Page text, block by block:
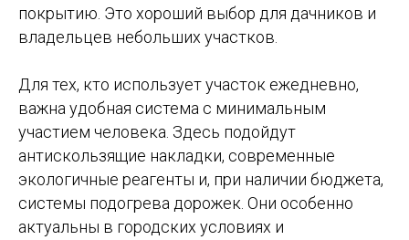
покрытию. Это хороший выбор для дачников и
владельцев небольших участков.
Для тех, кто использует участок ежедневно,
важна удобная система с минимальным
участием человека. Здесь подойдут
антискользящие накладки, современные
экологичные реагенты и, при наличии бюджета,
системы подогрева дорожек. Они особенно
актуальны в городских условиях и